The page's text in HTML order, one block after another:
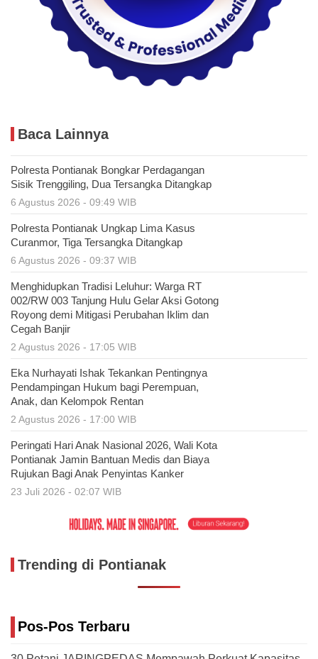
Baca Lainnya
Polresta Pontianak Bongkar Perdagangan
Sisik Trenggiling, Dua Tersangka Ditangkap
6 Agustus 2026 - 09:49 WIB
Polresta Pontianak Ungkap Lima Kasus
Curanmor, Tiga Tersangka Ditangkap
6 Agustus 2026 - 09:37 WIB
Menghidupkan Tradisi Leluhur: Warga RT
002/RW 003 Tanjung Hulu Gelar Aksi Gotong
Royong demi Mitigasi Perubahan Iklim dan
Cegah Banjir
2 Agustus 2026 - 17:05 WIB
Eka Nurhayati Ishak Tekankan Pentingnya
Pendampingan Hukum bagi Perempuan,
Anak, dan Kelompok Rentan
2 Agustus 2026 - 17:00 WIB
Peringati Hari Anak Nasional 2026, Wali Kota
Pontianak Jamin Bantuan Medis dan Biaya
Rujukan Bagi Anak Penyintas Kanker
23 Juli 2026 - 02:07 WIB
Trending di Pontianak
Pos-Pos Terbaru